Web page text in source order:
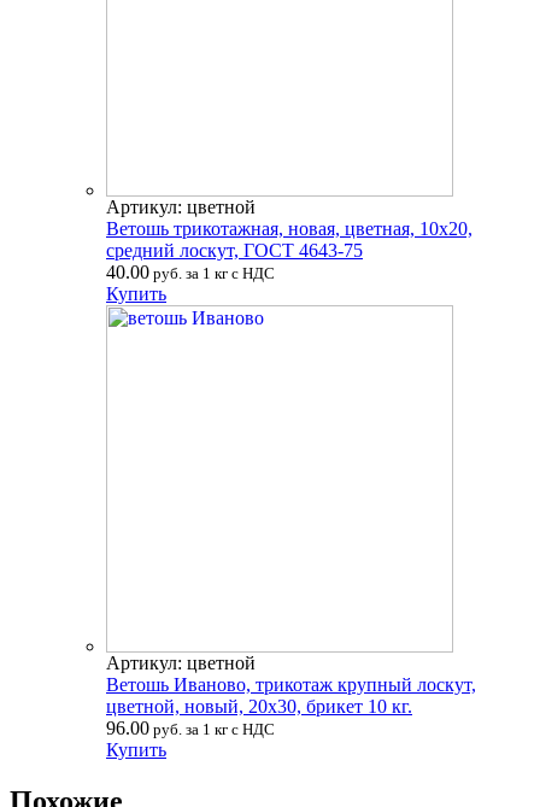
Артикул: цветной
Ветошь трикотажная, новая, цветная, 10х20,
средний лоскут, ГОСТ 4643-75
40.00 руб. за 1 кг с НДС
Купить
Артикул: цветной
Ветошь Иваново, трикотаж крупный лоскут,
цветной, новый, 20х30, брикет 10 кг.
96.00 руб. за 1 кг с НДС
Купить